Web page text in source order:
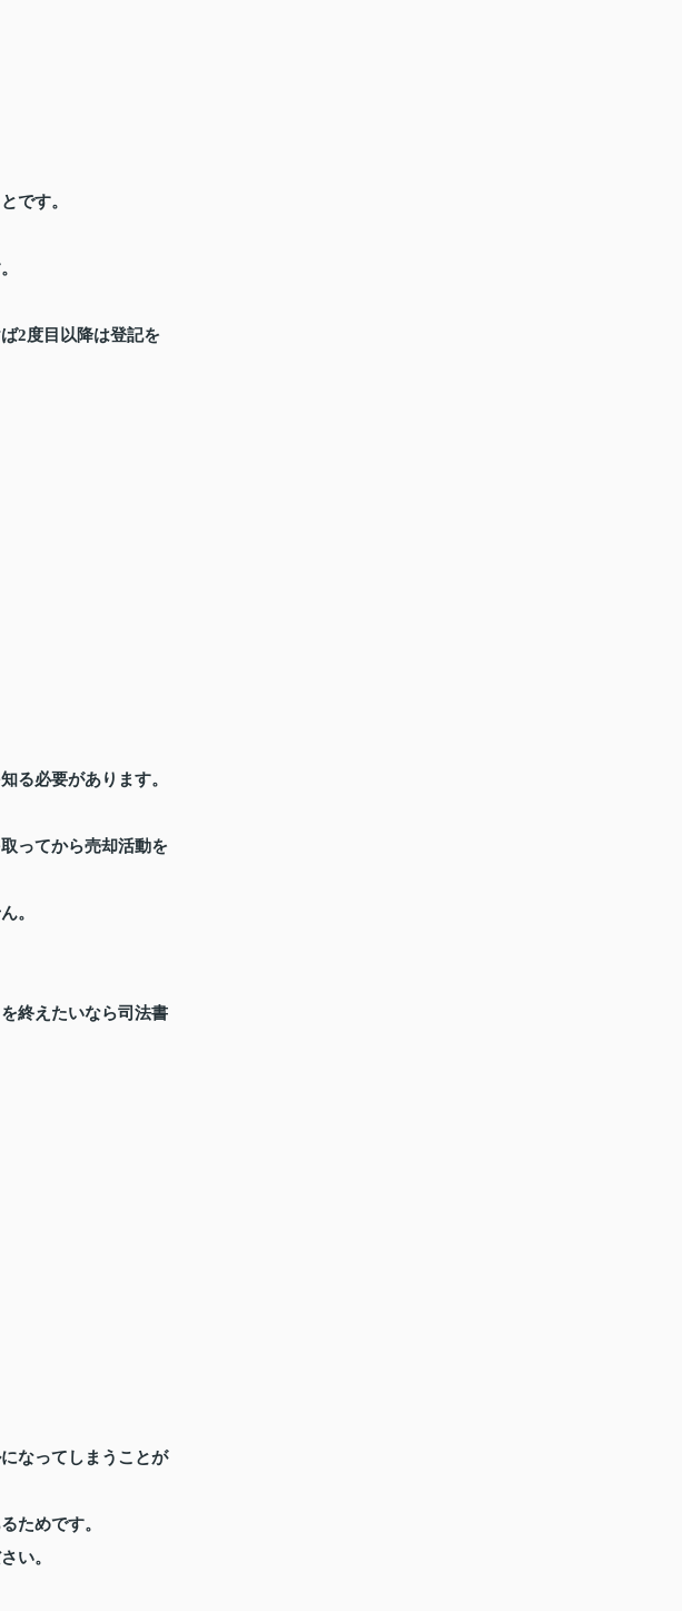
です。
2度目以降は登記を
る必要があります。
ってから売却活動を
。
終えたいなら司法書
なってしまうことが
ためです。
い。